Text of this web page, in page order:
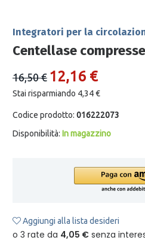
Integratori per la
Centellase compresse
16,50 € 12,16 €
Stai risparmiando 4,34 €
Codice prodotto: 016222073
Disponibilità: In magazzino
Aggiungi alla lista desideri